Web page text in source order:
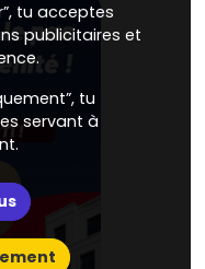
tu acceptes
publicitaires et
tu
servant à